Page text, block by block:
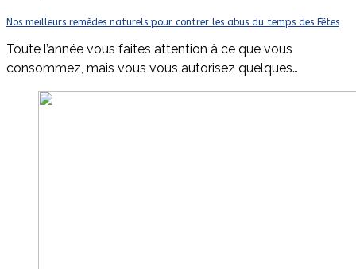
Nos meilleurs remèdes naturels pour contrer les abus du temps des Fêtes
Toute l’année vous faites attention à ce que vous
consommez, mais vous vous autorisez quelques…